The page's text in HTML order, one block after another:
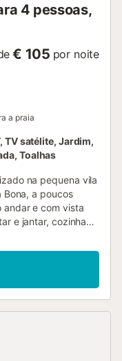
4 pessoas,
€ 105 por noite
a praia
TV satélite, Jardim,
Toalhas
na pequena vila
Bona, a poucos
andar e com vista
e jantar, cozinha
pessoas. Inclui Wi-
máquina de
internacionais. O
privada e de